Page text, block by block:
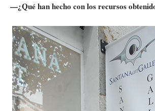
—¿Qué han hecho con los recursos